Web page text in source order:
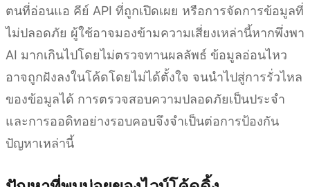
ตนที่อ่อนแอ คีย์ API ที่ถูกเปิดเผย หรือการจัดการข้อมูลที่
ไม่ปลอดภัย ผู้ใช้อาจมองข้ามความเสี่ยงเหล่านี้หากพึ่งพา
AI มากเกินไปโดยไม่ตรวจทานผลลัพธ์ ข้อมูลอ่อนไหว
อาจถูกฝังลงในโค้ดโดยไม่ได้ตั้งใจ จนนำไปสู่การรั่วไหล
ของข้อมูลได้ การตรวจสอบความปลอดภัยเป็นประจำ
และการออดิทอย่างรอบคอบจึงจำเป็นต่อการป้องกัน
ปัญหาเหล่านี้